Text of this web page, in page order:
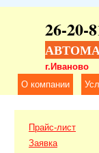
26-20-
г.Иваново
О компании
Прайс-лист
Заявка